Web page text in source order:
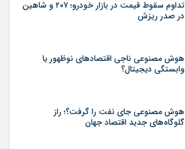
تداوم سقوط قیمت در بازار خودرو؛ ۲۰۷ و شاهین
در صدر ریزش
هوش مصنوعی ناجی اقتصادهای نوظهور یا
وابستگی دیجیتال؟
هوش مصنوعی جای نفت را گرفت؟؛ راز
گلوگاه‌های جدید اقتصاد جهان